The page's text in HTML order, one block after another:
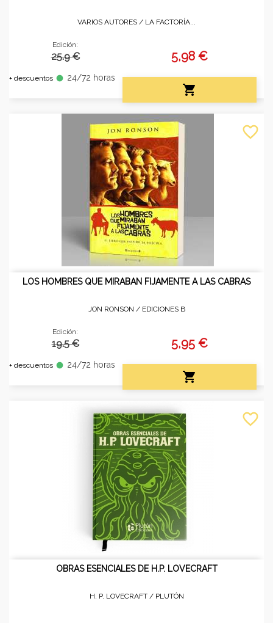
VARIOS AUTORES / LA FACTORÍA...
Edición:
25.9 €
+ descuentos fiber_manual_record 24/72 horas
5,98 €

LOS HOMBRES QUE MIRABAN FIJAMENTE A LAS CABRAS
JON RONSON / EDICIONES B
Edición:
19.5 €
+ descuentos fiber_manual_record 24/72 horas
5,95 €

favorite_border
OBRAS ESENCIALES DE H.P. LOVECRAFT
H. P. LOVECRAFT / PLUTÓN
favorite_border